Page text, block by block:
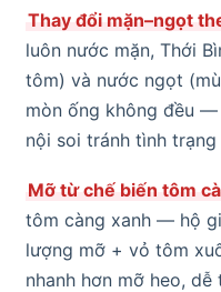
Thay đổi mặn–ngọt
luôn nước mặn, Thới
tôm) và nước ngọt
mòn ống không đều —
nội soi tránh tình
Mỡ từ chế biến tôm
tôm càng xanh — hộ
lượng mỡ + vỏ tôm
nhanh hơn mỡ heo,